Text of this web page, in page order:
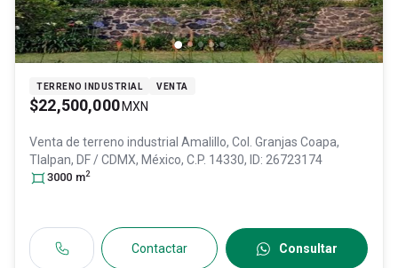
TERRENO INDUSTRIAL VENTA
$22,500,000 MXN
Venta de terreno industrial Amalillo, Col. Granjas Coapa,
Tlalpan, DF / CDMX, México, C.P. 14330, ID: 26723174
3000 m2
Contactar Consultar